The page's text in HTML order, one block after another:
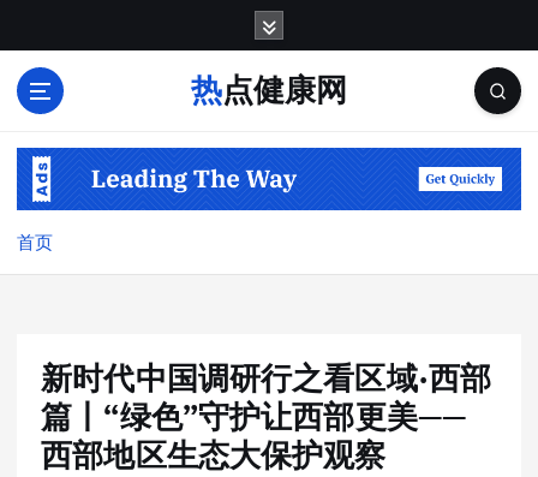
热点健康网
首页
新时代中国调研行之看区域·西部
篇丨“绿色”守护让西部更美——
西部地区生态大保护观察